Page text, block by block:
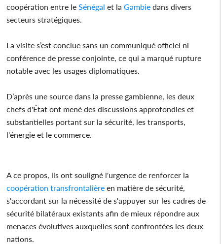
coopération entre le Sénégal et la Gambie dans divers
secteurs stratégiques.
La visite s’est conclue sans un communiqué officiel ni
conférence de presse conjointe, ce qui a marqué rupture
notable avec les usages diplomatiques.
D’après une source dans la presse gambienne, les deux
chefs d'État ont mené des discussions approfondies et
substantielles portant sur la sécurité, les transports,
l'énergie et le commerce.
A ce propos, ils ont souligné l'urgence de renforcer la
coopération transfrontalière en matière de sécurité,
s'accordant sur la nécessité de s'appuyer sur les cadres de
sécurité bilatéraux existants afin de mieux répondre aux
menaces évolutives auxquelles sont confrontées les deux
nations.